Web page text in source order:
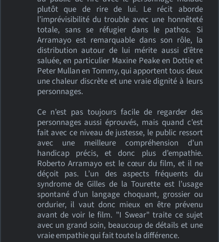
plutôt que de rire de lui. Le récit aborde
l’imprévisibilité du trouble avec une honnêteté
totale, sans se réfugier dans le pathos. Si
Arramayo est remarquable dans son rôle, la
distribution autour de lui mérite aussi d’être
saluée, en particulier Maxine Peake en Dottie et
Peter Mullan en Tommy, qui apportent tous deux
une chaleur discrète et une vraie dignité à leurs
personnages.
Ce n’est pas toujours facile de regarder des
personnages aussi éprouvés, mais quand c’est
fait avec ce niveau de justesse, le public ressort
avec une meilleure compréhension d’un
handicap précis, et donc plus d’empathie.
Roberto Arramayo est le cœur du film, et il ne
déçoit pas. L’un des aspects fréquents du
syndrome de Gilles de la Tourette est l’usage
spontané d’un langage choquant, grossier ou
ordurier, il vaut donc mieux en être prévenu
avant de voir le film. "I Swear" traite ce sujet
avec un grand soin, beaucoup de détails et une
vraie empathie qui fait toute la différence.